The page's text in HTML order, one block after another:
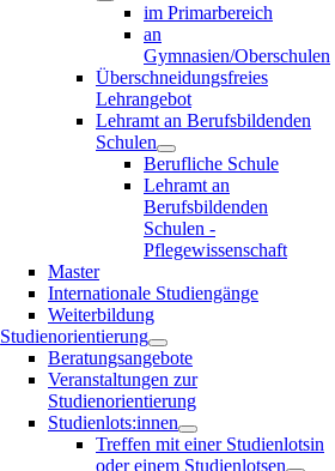
im Primarbereich
an
Gymnasien/Oberschulen
Überschneidungsfreies
Lehrangebot
Lehramt an Berufsbildenden
Schulen
Berufliche Schule
Lehramt an
Berufsbildenden
Schulen -
Pflegewissenschaft
Master
Internationale Studiengänge
Weiterbildung
Studienorientierung
Beratungsangebote
Veranstaltungen zur
Studienorientierung
Studienlots:innen
Treffen mit einer Studienlotsin
oder einem Studienlotsen